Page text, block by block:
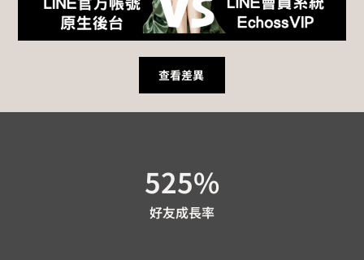
查看差異
好友成長率
525%